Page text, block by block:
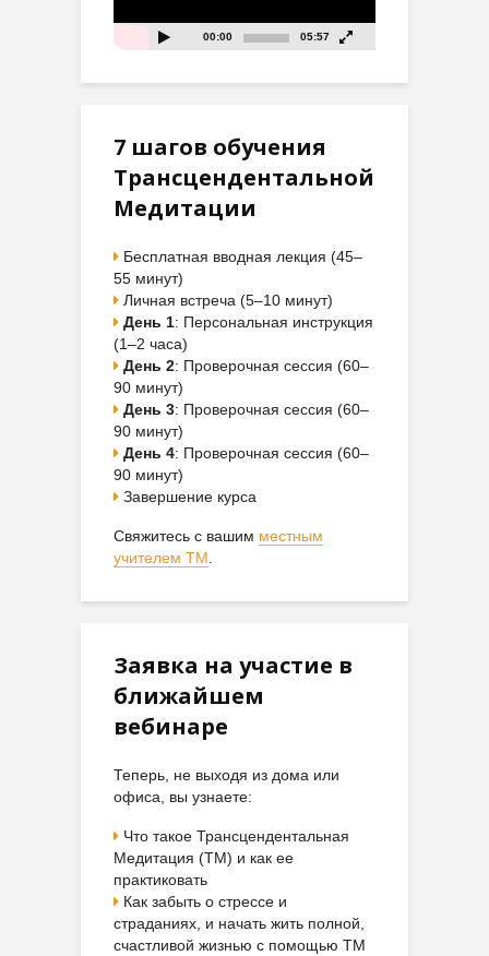
00:00 05:57
7 шагов обучения
Трансцендентальной
Медитации
Бесплатная вводная лекция (45–
55 минут)
Личная встреча (5–10 минут)
День 1: Персональная инструкция
(1–2 часа)
День 2: Проверочная сессия (60–
90 минут)
День 3: Проверочная сессия (60–
90 минут)
День 4: Проверочная сессия (60–
90 минут)
Завершение курса
Свяжитесь с вашим местным
учителем ТМ
Заявка на участие в
ближайшем
вебинаре
Теперь, не выходя из дома или
офиса, вы узнаете:
Что такое Трансцендентальная
Медитация (ТМ) и как ее
практиковать
Как забыть о стрессе и
страданиях, и начать жить полной,
счастливой жизнью с помощью ТМ